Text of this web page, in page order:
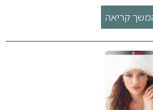
קריאה